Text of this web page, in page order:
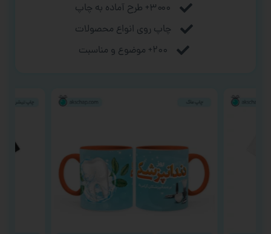
۳۰۰۰+ طرح آماده به چاپ
چاپ روی انواع محصولات
۲۰۰+ موضوع و مناسبت